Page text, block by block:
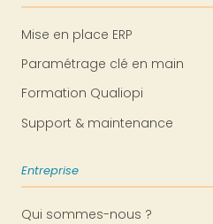
Mise en place ERP
Paramétrage clé en main
Formation Qualiopi
Support & maintenance
Entreprise
Qui sommes-nous ?